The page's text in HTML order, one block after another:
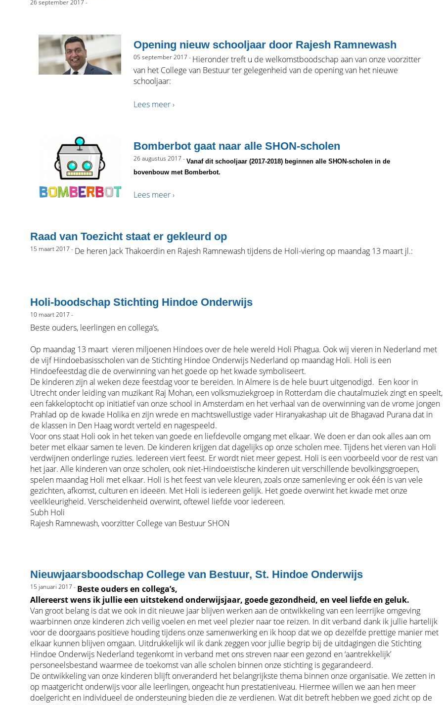
26 september 2017 -
Opening nieuw schooljaar door Rajesh Ramnewash
05 september 2017 - Hieronder treft u de welkomstboodschap aan van onze voorzitter
van het College van Bestuur ter gelegenheid van de opening van het nieuwe
schooljaar:
Lees meer ›
Bomberbot gaat naar alle SHON-scholen
26 augustus 2017 -Vanaf dit schooljaar (2017-2018) beginnen alle SHON-scholen in de
bovenbouw met Bomberbot.
Lees meer ›
Raad van Toezicht staat er gekleurd op
15 maart 2017 - De heren Jack Thakoerdin en Rajesh Ramnewash tijdens de Holi-viering op maandag 13 maart jl.:
Holi-boodschap Stichting Hindoe Onderwijs
10 maart 2017 -
Beste ouders, leerlingen en collega’s,
Op maandag 13 maart vieren miljoenen Hindoes over de hele wereld Holi Phagua. Ook wij vieren in Nederland met
de vijf Hindoebasisscholen van de Stichting Hindoe Onderwijs Nederland op maandag Holi. Holi is een
Hindoefeestdag die de overwinning van het goede op het kwade symboliseert.
De kinderen zijn al weken deze feestdag voor te bereiden. In Almere is de hele buurt uitgenodigd. Een koor in
Utrecht onder leiding van muzikant Raj Mohan, een volksmuziekgroep in Rotterdam die chautalmuziek zingt en speelt,
een fakkeloptocht op initiatief van onze school in Amsterdam en het verhaal van de overwinning van de vrome jongen
Prahlad op de kwade Holika en zijn wrede en machtswellustige vader Hiranyakashap uit de Bhagavad Purana dat in
de klassen in Den Haag wordt verteld en nagespeeld.
Voor ons staat Holi ook in het teken van goede en liefdevolle omgang met elkaar. We doen er dan ook alles aan om
beter met elkaar samen te leven. De kinderen krijgen dat dagelijks op onze scholen mee. Tijdens het vieren van Holi
verdwijnen onderlinge ruzies. Iedereen viert feest. Er wordt niet meer gepest. Holi is een voorbeeld voor de rest van
het jaar. Alle kinderen van onze scholen, ook niet-Hindoeïstische kinderen uit verschillende bevolkingsgroepen,
spelen maandag Holi met elkaar. Holi is het feest van vele kleuren, zoals onze samenleving er ook één is van vele
gezichten, afkomst, culturen en ideeën. Met Holi is iedereen gelijk. Het goede overwint het kwade met onze
veelkleurigheid. Verscheidenheid overwint, oftewel liefde voor iedereen.
Subh Holi
Rajesh Ramnewash, voorzitter College van Bestuur SHON
Nieuwjaarsboodschap College van Bestuur, St. Hindoe Onderwijs
15 januari 2017 - Beste ouders en collega’s,
Allereerst wens ik jullie een uitstekend onderwijsjaar, goede gezondheid, en veel liefde en geluk.
Van groot belang is dat we ook in dit nieuwe jaar blijven werken aan de ontwikkeling van een leerrijke omgeving
waarbinnen onze kinderen zich veilig voelen en met veel plezier naar toe reizen. In dit verband dank ik jullie hartelijk
voor de doorgaans positieve houding tijdens onze samenwerking en ik hoop dat we op dezelfde prettige manier met
elkaar kunnen blijven omgaan. Uitdrukkelijk wil ik dank zeggen voor jullie begrip bij de uitdagingen die Stichting
Hindoe Onderwijs Nederland tegenkomt in verband met ons streven naar een gezond en ‘aantrekkelijk’
personeelsbestand waarmee de toekomst van alle scholen binnen onze stichting is gegarandeerd.
De ontwikkeling van onze kinderen blijft onveranderd het belangrijkste thema binnen onze organisatie. We zetten in
op maatgericht onderwijs voor alle leerlingen, ongeacht hun prestatieniveau. Hiermee willen we aan hen meer
doelgericht en individueel de ondersteuning bieden die ze verdienen. Wat dit betreft hebben we goed zicht op de